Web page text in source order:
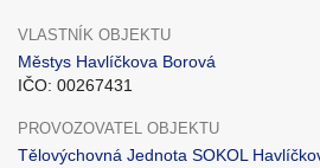
VLASTNÍK OBJEKTU
Městys Havlíčkova Borová
IČO: 00267431
PROVOZOVATEL OBJEKTU
Tělovýchovná Jednota SOKOL